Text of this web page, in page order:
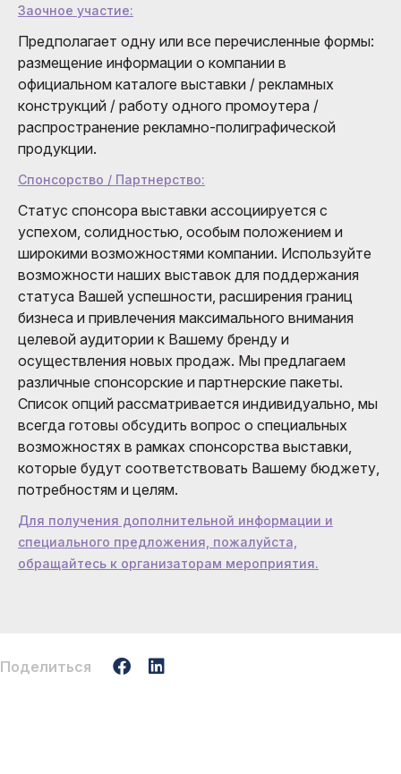
Заочное участие:
Предполагает одну или все перечисленные формы:
размещение информации о компании в
официальном каталоге выставки / рекламных
конструкций / работу одного промоутера /
распространение рекламно-полиграфической
продукции.
Спонсорство / Партнерство:
Статус спонсора выставки ассоциируется с
успехом, солидностью, особым положением и
широкими возможностями компании. Используйте
возможности наших выставок для поддержания
статуса Вашей успешности, расширения границ
бизнеса и привлечения максимального внимания
целевой аудитории к Вашему бренду и
осуществления новых продаж. Мы предлагаем
различные спонсорские и партнерские пакеты.
Список опций рассматривается индивидуально, мы
всегда готовы обсудить вопрос о специальных
возможностях в рамках спонсорства выставки,
которые будут соответствовать Вашему бюджету,
потребностям и целям.
Для получения дополнительной информации и
специального предложения, пожалуйста,
обращайтесь к организаторам мероприятия.
Поделиться